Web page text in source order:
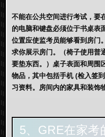
不能在公共空间进行考试，要
的电脑和键盘必须位于书桌表
位置应使监考员能够看到房门
求你展示房门。（椅子使用普
要垫东西。）桌子表面和周围
物品，其中包括手机 (检入签
习资料。房间内的家具和装饰
5、GRE在家考